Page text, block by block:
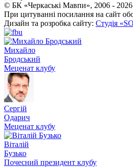
© БК «Черкаські Мавпи», 2006 - 2026
При цитуванні посилання на сайт
Дизайн та розробка сайту: Студія
Михайло
Бродський
Меценат клубу
Сергій
Одарич
Меценат клубу
Віталій
Бузько
Почесний президент клубу